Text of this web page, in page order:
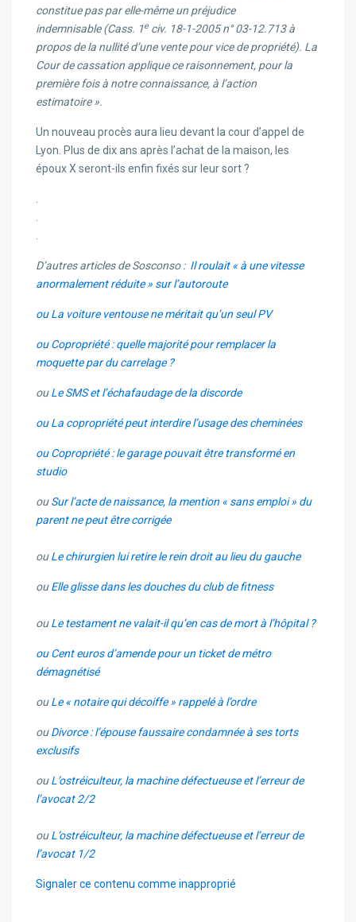
constitue pas par elle-même un préjudice
indemnisable (Cass. 1e civ. 18-1-2005 n° 03-12.713 à
propos de la nullité d’une vente pour vice de propriété). La
Cour de cassation applique ce raisonnement, pour la
première fois à notre connaissance, à l’action
estimatoire ».
Un nouveau procès aura lieu devant la cour d’appel de
Lyon. Plus de dix ans après l’achat de la maison, les
époux X seront-ils enfin fixés sur leur sort ?
D’autres articles de Sosconso : Il roulait « à une vitesse
anormalement réduite » sur l’autoroute
ou La voiture ventouse ne méritait qu’un seul PV
ou Copropriété : quelle majorité pour remplacer la
moquette par du carrelage ?
ouLe SMS et l’échafaudage de la discorde
ou La copropriété peut interdire l’usage des cheminées
ou Copropriété : le garage pouvait être transformé en
studio
ouSur l’acte de naissance, la mention « sans emploi » du
parent ne peut être corrigée
ouLe chirurgien lui retire le rein droit au lieu du gauche
ouElle glisse dans les douches du club de fitness
ouLe testament ne valait-il qu’en cas de mort à l’hôpital ?
ou Cent euros d’amende pour un ticket de métro
démagnétisé
ouLe « notaire qui décoiffe » rappelé à l’ordre
ouDivorce : l’épouse faussaire condamnée à ses torts
exclusifs
ouL’ostréiculteur, la machine défectueuse et l’erreur de
l’avocat 2/2
ouL’ostréiculteur, la machine défectueuse et l’erreur de
l’avocat 1/2
Signaler ce contenu comme inapproprié